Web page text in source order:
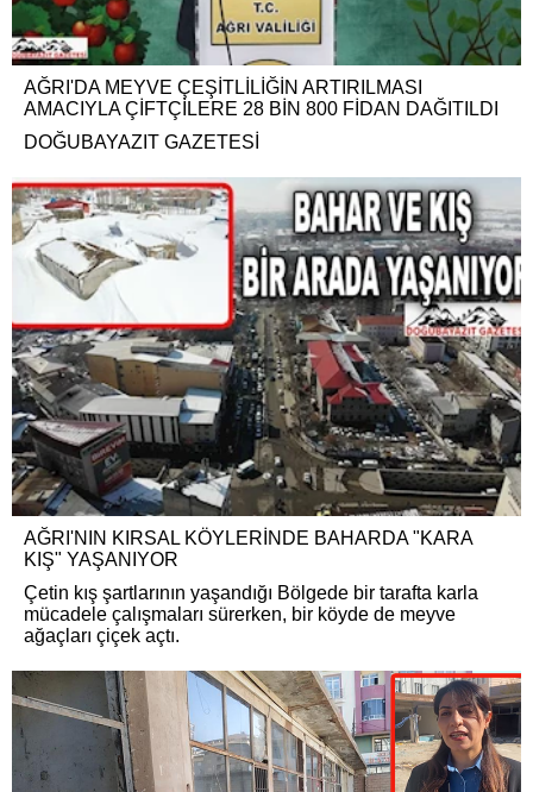
AĞRI'DA MEYVE ÇEŞİTLİLİĞİN ARTIRILMASI
AMACIYLA ÇİFTÇİLERE 28 BİN 800 FİDAN DAĞITILDI
DOĞUBAYAZIT GAZETESİ
AĞRI'NIN KIRSAL KÖYLERİNDE BAHARDA "KARA
KIŞ" YAŞANIYOR
Çetin kış şartlarının yaşandığı Bölgede bir tarafta karla
mücadele çalışmaları sürerken, bir köyde de meyve
ağaçları çiçek açtı.